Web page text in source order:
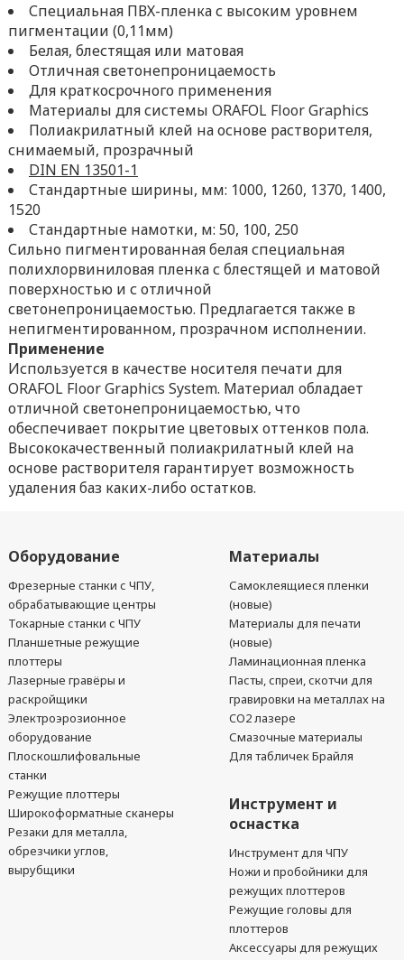
Специальная ПВХ-пленка с высоким уровнем
пигментации (0,11мм)
Белая, блестящая или матовая
Отличная светонепроницаемость
Для краткосрочного применения
Материалы для системы ORAFOL Floor Graphics
Полиакрилатный клей на основе растворителя,
снимаемый, прозрачный
DIN EN 13501-1
Стандартные ширины, мм: 1000, 1260, 1370, 1400,
1520
Стандартные намотки, м: 50, 100, 250
Сильно пигментированная белая специальная
полихлорвиниловая пленка с блестящей и матовой
поверхностью и с отличной
светонепроницаемостью. Предлагается также в
непигментированном, прозрачном исполнении.
Применение
Используется в качестве носителя печати для
ORAFOL Floor Graphics System. Материал обладает
отличной светонепроницаемостью, что
обеспечивает покрытие цветовых оттенков пола.
Высококачественный полиакрилатный клей на
основе растворителя гарантирует возможность
удаления баз каких-либо остатков.
Оборудование
Фрезерные станки с ЧПУ,
обрабатывающие центры
Токарные станки с ЧПУ
Планшетные режущие
плоттеры
Лазерные гравёры и
раскройщики
Электроэрозионное
оборудование
Плоскошлифовальные
станки
Режущие плоттеры
Широкоформатные сканеры
Резаки для металла,
обрезчики углов,
вырубщики
Материалы
Самоклеящиеся пленки
(новые)
Материалы для печати
(новые)
Ламинационная пленка
Пасты, спреи, скотчи для
гравировки на металлах на
CO2 лазере
Смазочные материалы
Для табличек Брайля
Инструмент и
оснастка
Инструмент для ЧПУ
Ножи и пробойники для
режущих плоттеров
Режущие головы для
плоттеров
Аксессуары для режущих